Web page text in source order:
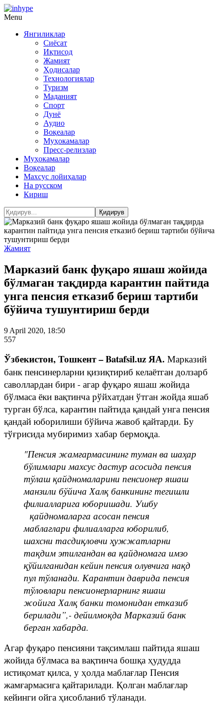
Menu
Янгиликлар
Сиёсат
Иқтисод
Жамият
Ҳодисалар
Технологиялар
Туризм
Маданият
Спорт
Дунё
Аудио
Воқеалар
Муҳокамалар
Пресс-релизлар
Муҳокамалар
Воқеалар
Махсус лойиҳалар
На русском
Кириш
Жамият
Марказий банк фуқаро яшаш жойида
бўлмаган тақдирда карантин пайтида
унга пенсия етказиб бериш тартиби
бўйича тушунтириш берди
9 April 2020, 18:50
557
Ўзбекистон, Тошкент – Batafsil.uz ЯА. Марказий
банк пенсинерларни қизиқтириб келаётган долзарб
саволлардан бири - агар фуқаро яшаш жойида
бўлмаса ёки вақтинча рўйхатдан ўтган жойда яшаб
турган бўлса, карантин пайтида қандай унга пенсия
қандай юборилиши бўйича жавоб қайтарди. Бу
тўғрисида мубиримиз хабар бермоқда.
"Пенсия жамғармасининг туман ва шаҳар
бўлимлари махсус дастур асосида пенсия
тўлаш қайдномаларини пенсионер яшаш
манзили бўйича Халқ банкининг тегишли
филиалларига юборишади. Ушбу
қайдномаларга асосан пенсия
маблағлари филиалларга юборилиб,
шахсни тасдиқловчи ҳужжатларни
тақдим этилгандан ва қайдномага имзо
қўйилганидан кейин пенсия олувчига нақд
пул тўланади. Карантин даврида пенсия
тўловлари пенсионерларнинг яшаш
жойига Халқ банки томонидан етказиб
берилади”,- дейилмоқда Марказий банк
берган хабарда.
Агар фуқаро пенсияни тақсимлаш пайтида яшаш
жойида бўлмаса ва вақтинча бошқа ҳудудда
истиқомат қилса, у ҳолда маблағлар Пенсия
жамғармасига қайтарилади. Қолган маблағлар
кейинги ойга ҳисобланиб тўланади.